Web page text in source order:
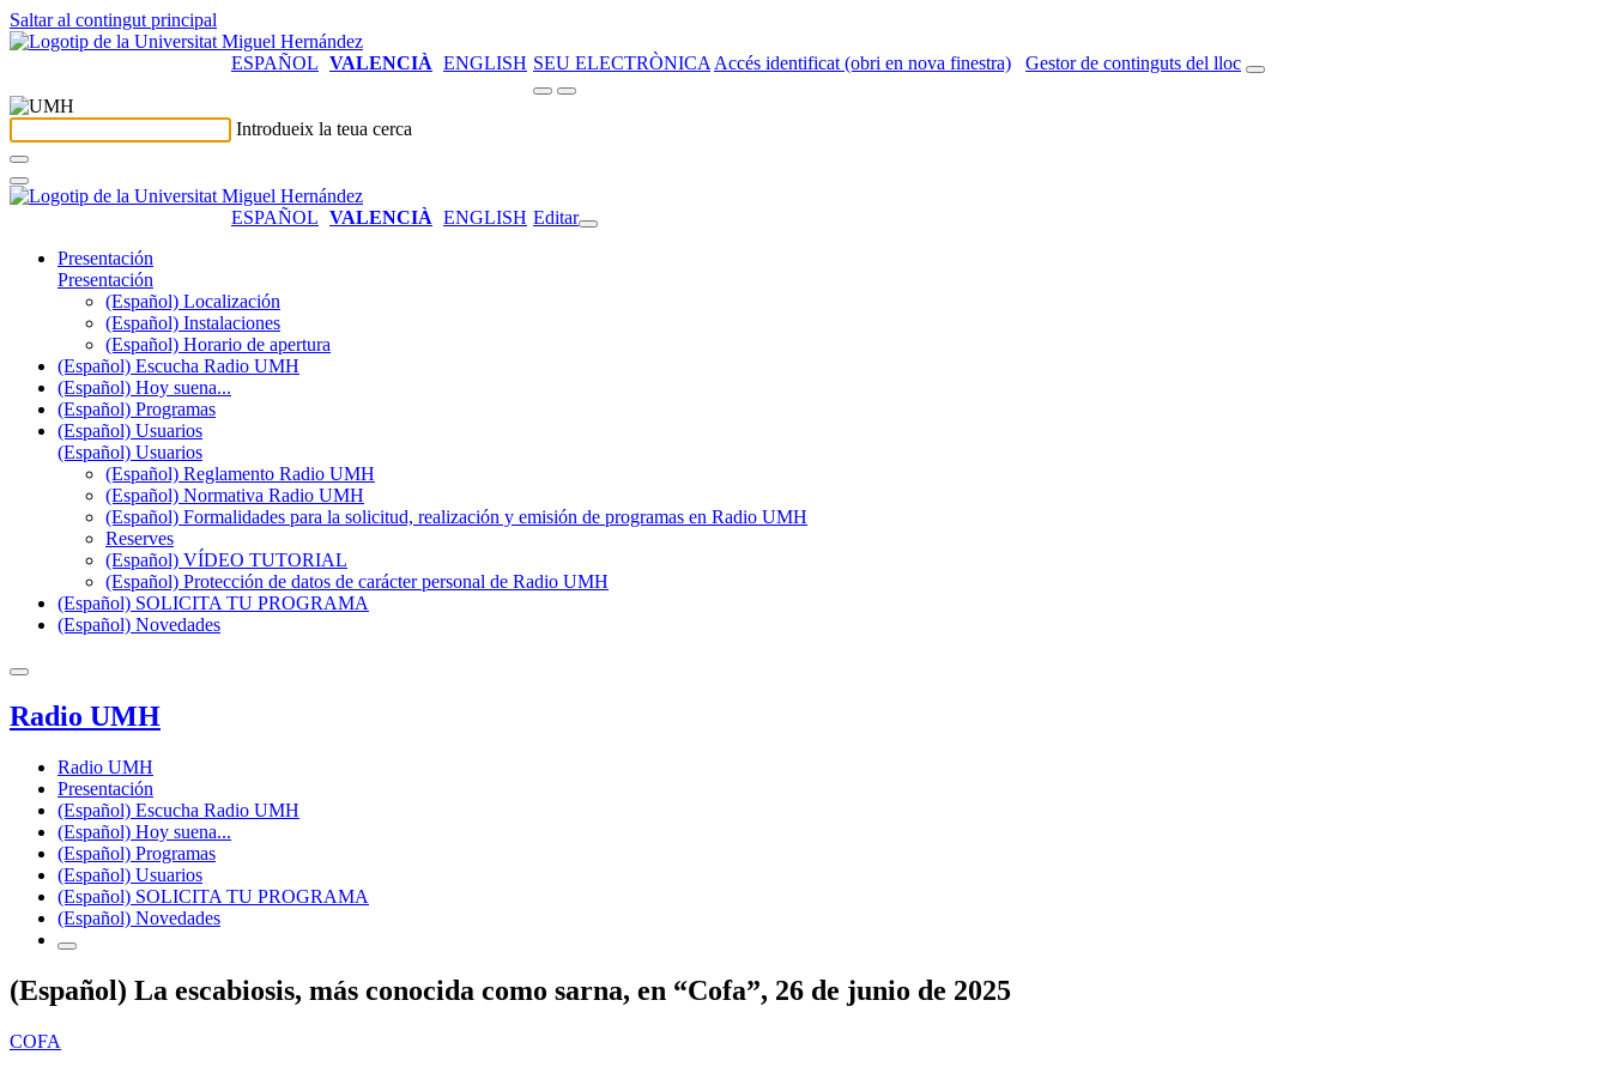
Saltar al contingut principal
ESPAÑOL VALENCIÀ ENGLISH SEU ELECTRÒNICA Accés identificat (obri en nova finestra) Gestor de continguts del lloc
Introdueix la teua cerca
ESPAÑOL VALENCIÀ ENGLISH Editar
Presentación
Presentación
(Español) Localización
(Español) Instalaciones
(Español) Horario de apertura
(Español) Escucha Radio UMH
(Español) Hoy suena...
(Español) Programas
(Español) Usuarios
(Español) Usuarios
(Español) Reglamento Radio UMH
(Español) Normativa Radio UMH
(Español) Formalidades para la solicitud, realización y emisión de programas en Radio UMH
Reserves
(Español) VÍDEO TUTORIAL
(Español) Protección de datos de carácter personal de Radio UMH
(Español) SOLICITA TU PROGRAMA
(Español) Novedades
Radio UMH
Radio UMH
Presentación
(Español) Escucha Radio UMH
(Español) Hoy suena...
(Español) Programas
(Español) Usuarios
(Español) SOLICITA TU PROGRAMA
(Español) Novedades
(Español) La escabiosis, más conocida como sarna, en “Cofa”, 26 de junio de 2025
COFA